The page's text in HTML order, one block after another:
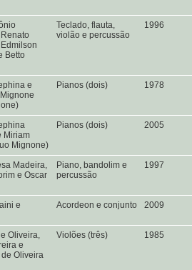
Betto
Teclado, flauta,
violão e percussão
1996
e
Pianos (dois) 1978
Miriam
Mignone)
Pianos (dois) 2005
Madeira,
e Oscar
Piano, bandolim e
percussão
1997
e
Acordeon e conjunto 2009
Oliveira,
e
Oliveira
Violões (três) 1985